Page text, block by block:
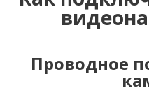
Проводное